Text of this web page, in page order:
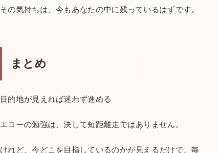
その気持ちは、今もあなたの中に残っているはずです。
まとめ
目的地が見えれば迷わず進める
エコーの勉強は、決して短距離走ではありません。
けれど、今どこを目指しているのかが見えるだけで、毎